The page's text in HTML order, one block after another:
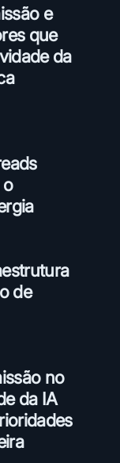
e
que
da
de
no
da IA